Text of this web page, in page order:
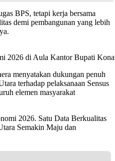
BPS, tetapi kerja bersama
demi pembangunan yang lebih
2026 di Aula Kantor Bupati
menyatakan dukungan penuh
terhadap pelaksanaan Sensus
elemen masyarakat
2026. Satu Data Berkualitas
Semakin Maju dan